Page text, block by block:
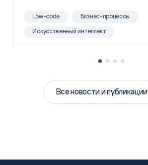
Low-code Бизнес-процессы
Искусственный интеллект
Все новости и публикации